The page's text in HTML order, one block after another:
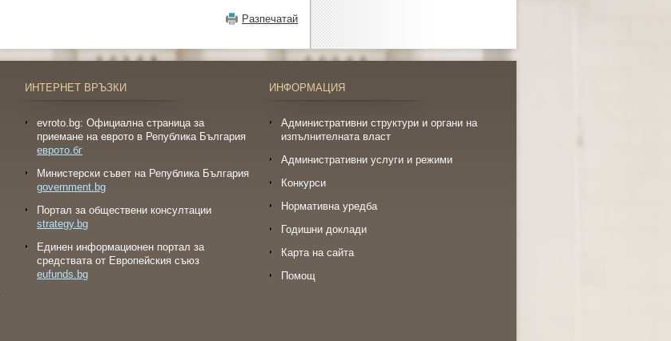
Разпечатай
ИНТЕРНЕТ ВРЪЗКИ
evroto.bg: Официална страница за
приемане на еврото в Република България
еврото.бг
Министерски съвет на Република България
government.bg
Портал за обществени консултации
strategy.bg
Eдинен информационен портал за
средствата от Европейския съюз
eufunds.bg
ИНФОРМАЦИЯ
Административни структури и органи на
изпълнителната власт
Административни услуги и режими
Конкурси
Нормативна уредба
Годишни доклади
Карта на сайта
Помощ